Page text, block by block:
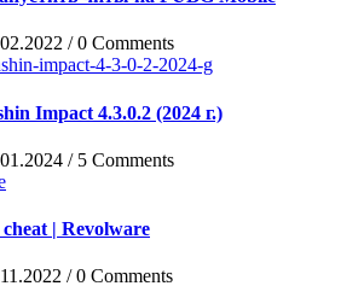
/0 Comments
Impact 4.3.0.2 (2024 г.)
/ 5 Comments
| Revolware
/0 Comments